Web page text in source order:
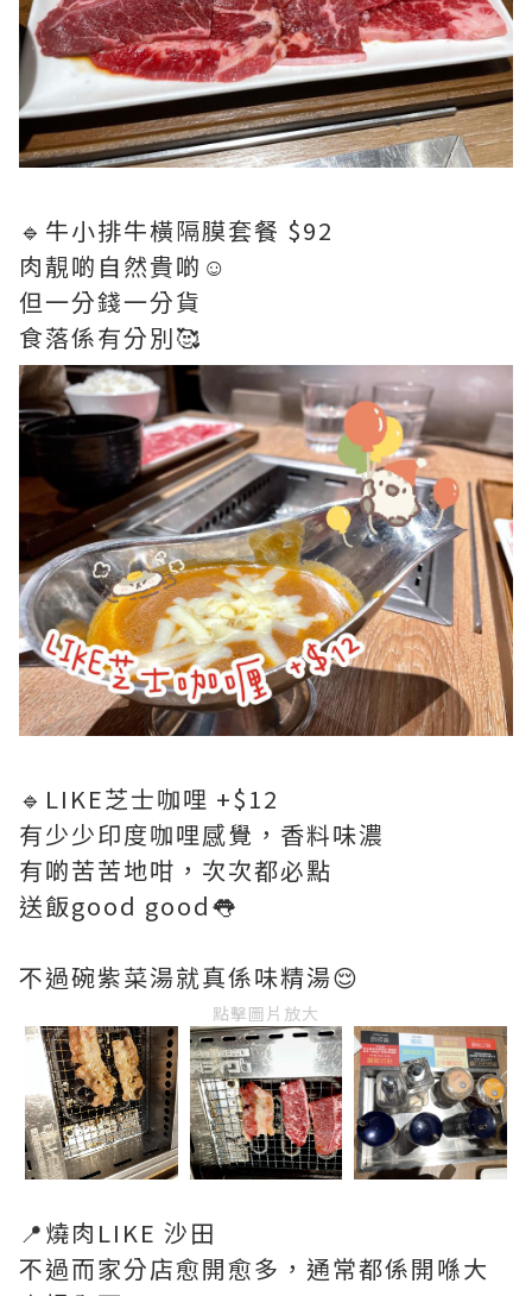
🔹牛小排牛橫隔膜套餐 $92
肉靚啲自然貴啲☺️
但一分錢一分貨
食落係有分別🥰
🔹LIKE芝士咖哩 +$12
有少少印度咖哩感覺，香料味濃
有啲苦苦地咁，次次都必點
送飯good good👅
不過碗紫菜湯就真係味精湯😌
點擊圖片放大
📍燒肉LIKE 沙田
不過而家分店愈開愈多，通常都係開喺大